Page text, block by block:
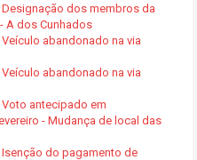
Designação dos membros da
A dos Cunhados
abandonado na via
abandonado na via
Voto antecipado em
- Mudança de local das
Isenção do pagamento de